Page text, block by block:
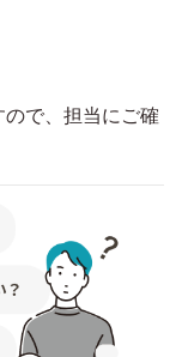
で、担当にご確